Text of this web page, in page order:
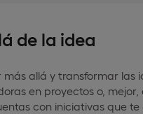
de la idea
más allá y transformar las
en proyectos o, mejor,
con iniciativas que